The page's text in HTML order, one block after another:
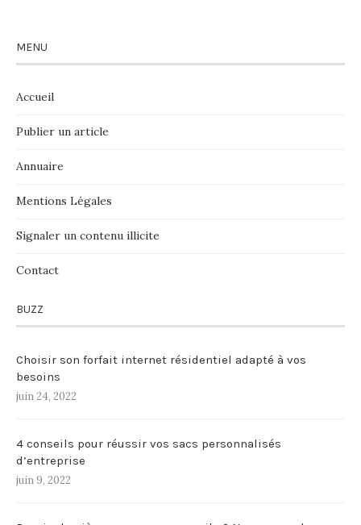
MENU
Accueil
Publier un article
Annuaire
Mentions Légales
Signaler un contenu illicite
Contact
BUZZ
Choisir son forfait internet résidentiel adapté à vos
besoins
juin 24, 2022
4 conseils pour réussir vos sacs personnalisés
d’entreprise
juin 9, 2022